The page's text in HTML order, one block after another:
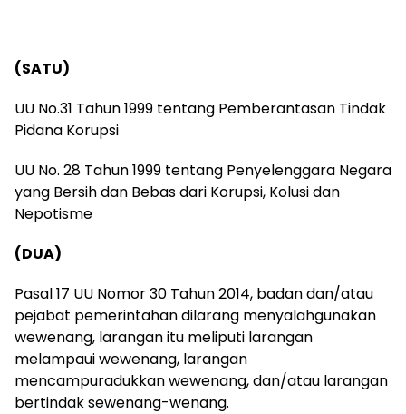
(SATU)
UU No.31 Tahun 1999 tentang Pemberantasan Tindak
Pidana Korupsi
UU No. 28 Tahun 1999 tentang Penyelenggara Negara
yang Bersih dan Bebas dari Korupsi, Kolusi dan
Nepotisme
(DUA)
Pasal 17 UU Nomor 30 Tahun 2014, badan dan/atau
pejabat pemerintahan dilarang menyalahgunakan
wewenang, larangan itu meliputi larangan
melampaui wewenang, larangan
mencampuradukkan wewenang, dan/atau larangan
bertindak sewenang-wenang.